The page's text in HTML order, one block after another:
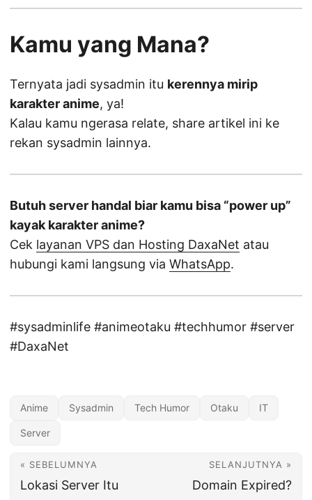
Kamu yang Mana?
Ternyata jadi sysadmin itu kerennya mirip
karakter anime, ya!
Kalau kamu ngerasa relate, share artikel ini ke
rekan sysadmin lainnya.
Butuh server handal biar kamu bisa “power up”
kayak karakter anime?
Cek layanan VPS dan Hosting DaxaNet atau
hubungi kami langsung via WhatsApp.
#sysadminlife #animeotaku #techhumor #server
#DaxaNet
Anime Sysadmin Tech Humor Otaku IT
Server
« SEBELUMNYA
Lokasi Server Itu
SELANJUTNYA »
Domain Expired?